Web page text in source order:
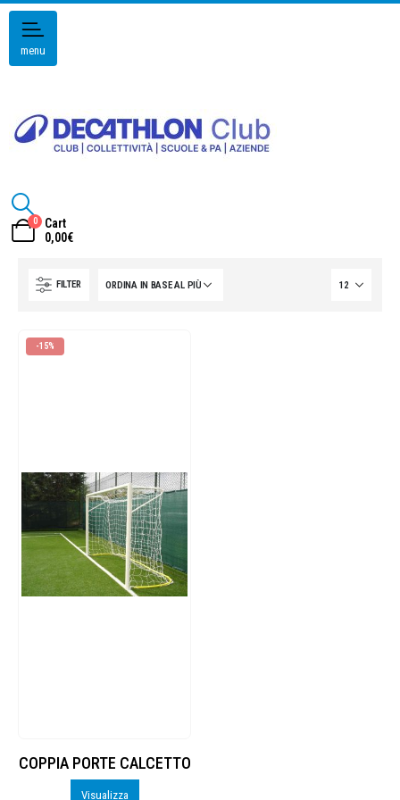
menu
0
Cart
0,00€
FILTER
-15%
COPPIA PORTE CALCETTO
Visualizza